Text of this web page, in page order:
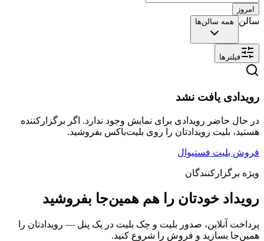
امروز
سالن همه سالن‌ها
فیلترها
رویدادی یافت نشد
در حال حاضر رویدادی برای نمایش وجود ندارد. اگر برگزارکننده
هستید، بلیت رویدادتان را روی بلیت‌باکس بفروشید.
فروش بلیت فستیوال
ویژه برگزارکنندگان
رویداد خودتان را هم همین‌جا بفروشید
پرداخت آنلاین، صدور بلیت و چک بلیت در یک پنل — رویدادتان را
همین‌جا بسازید و فروش را شروع کنید.